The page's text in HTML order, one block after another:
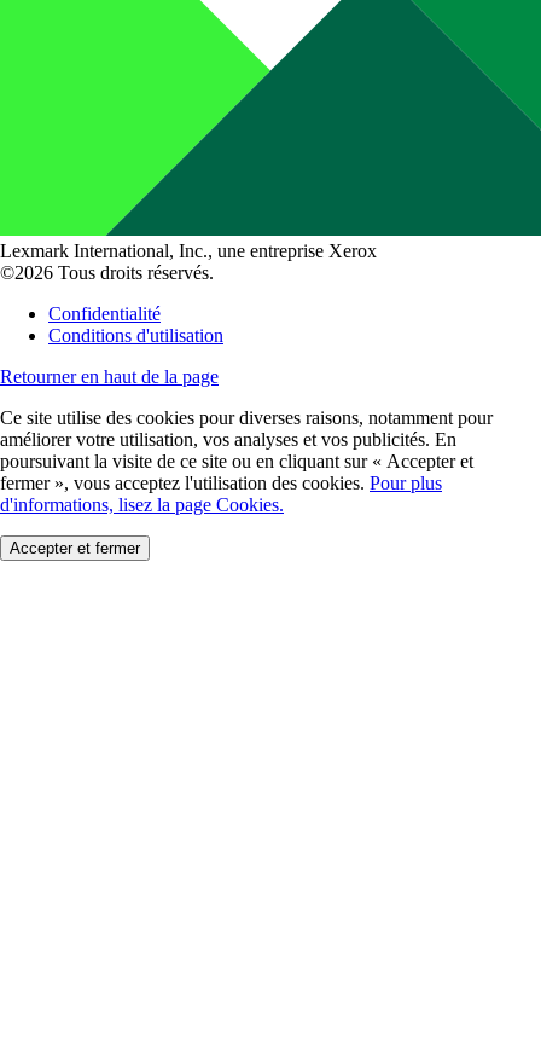
Lexmark International, Inc., une entreprise Xerox
©2026 Tous droits réservés.
Confidentialité
Conditions d'utilisation
Retourner en haut de la page
Ce site utilise des cookies pour diverses raisons, notamment pour
améliorer votre utilisation, vos analyses et vos publicités. En
poursuivant la visite de ce site ou en cliquant sur « Accepter et
fermer », vous acceptez l'utilisation des cookies. Pour plus
d'informations, lisez la page Cookies.
Accepter et fermer